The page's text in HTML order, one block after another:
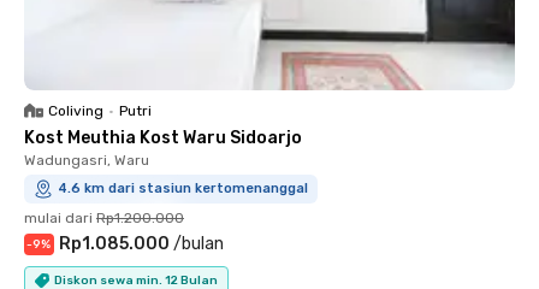
Coliving • Putri
Kost Meuthia Kost Waru Sidoarjo
Wadungasri, Waru
4.6 km dari stasiun kertomenanggal
mulai dari Rp1.200.000
-9% Rp1.085.000 /bulan
Diskon sewa min. 12 Bulan